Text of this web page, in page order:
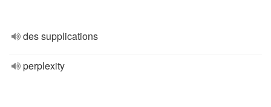
des supplications
perplexity